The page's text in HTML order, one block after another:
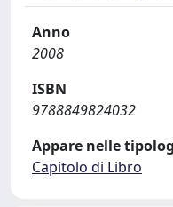
Anno
2008
ISBN
9788849824032
Appare nelle
Capitolo di Libro